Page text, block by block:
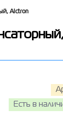
Alctron
Есть в